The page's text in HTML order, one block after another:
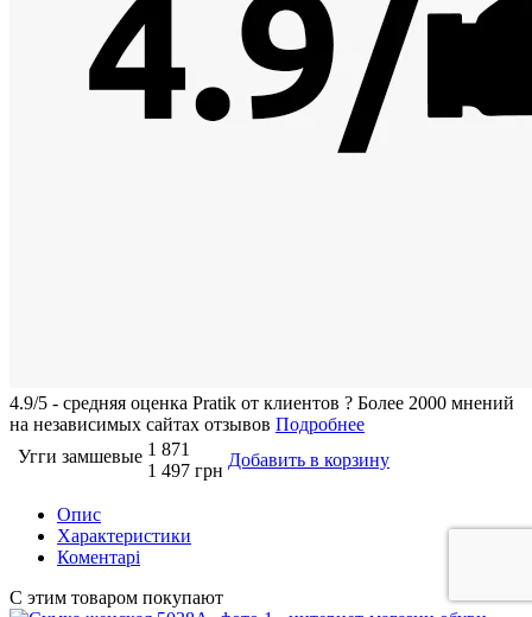
4.9/5 - средняя оценка Pratik от клиентов ? Более 2000 мнений
на независимых сайтах отзывов Подробнее
Угги замшевые 1 871
1 497 грн
Добавить в корзину
Опис
Характеристики
Коментарі
С этим товаром покупают